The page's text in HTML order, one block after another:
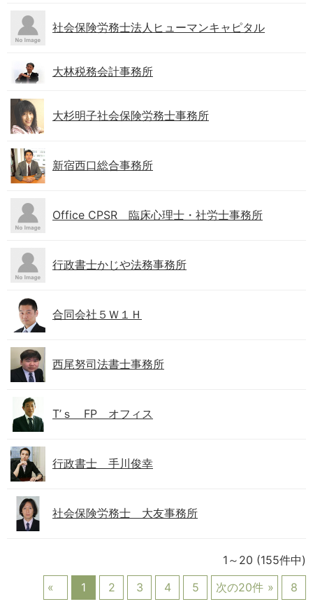
社会保険労務士法人ヒューマンキャピタル
大林税務会計事務所
大杉明子社会保険労務士事務所
新宿西口総合事務所
Office CPSR 臨床心理士・社労士事務所
行政書士かじや法務事務所
合同会社５Ｗ１Ｈ
西尾努司法書士事務所
T’ｓ FP オフィス
行政書士 手川俊幸
社会保険労務士 大友事務所
1～20 (155件中)
1
2 3 4 5 次の20件 8